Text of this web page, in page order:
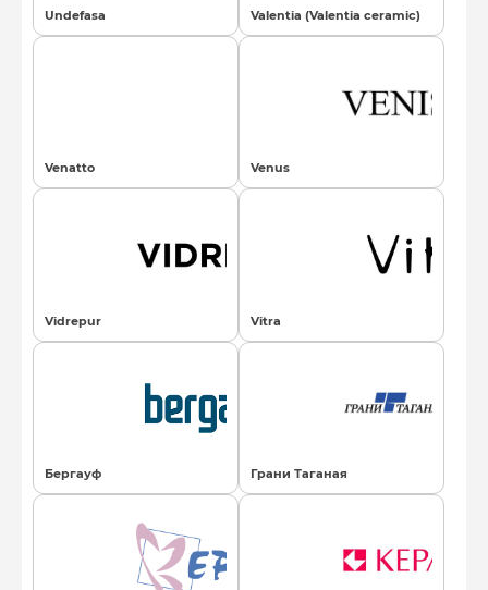
Undefasa Valentia (Valentia ceramic)
Venatto Venus
Vidrepur Vitra
Бергауф Грани Таганая